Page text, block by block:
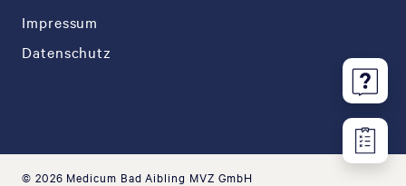
Impressum
Datenschutz
© 2026 Medicum Bad Aibling MVZ GmbH